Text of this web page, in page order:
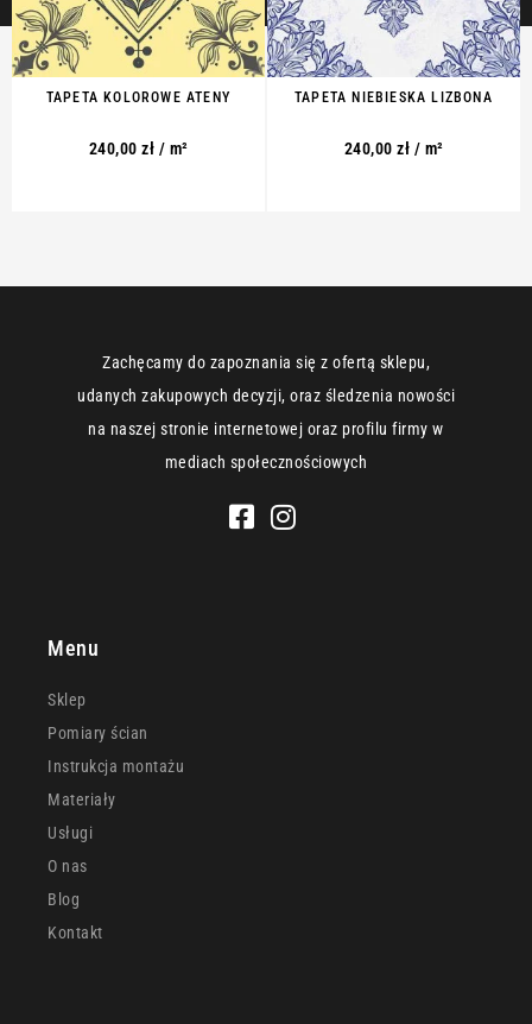
TAPETA KOLOROWE ATENY
240,00 zł / m²
TAPETA NIEBIESKA LIZBONA
240,00 zł / m²
Zachęcamy do zapoznania się z ofertą sklepu,
udanych zakupowych decyzji, oraz śledzenia nowości
na naszej stronie internetowej oraz profilu firmy w
mediach społecznościowych
Menu
Sklep
Pomiary ścian
Instrukcja montażu
Materiały
Usługi
O nas
Blog
Kontakt